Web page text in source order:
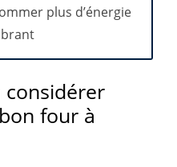
plus d’énergie
considérer
four à